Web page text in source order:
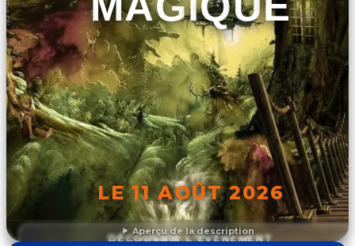
Aperçu de la description
LE 11 AOÛT 2026
DÉCOUVRIR L'ÉVÉNEMENT